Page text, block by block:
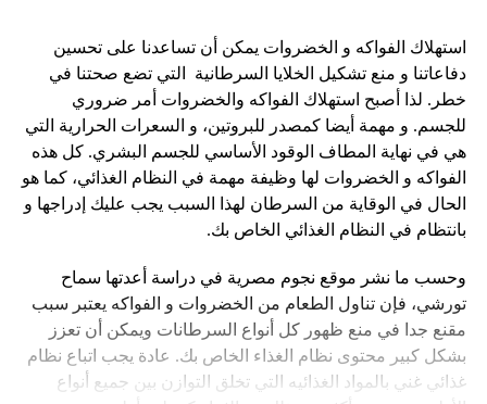
استهلاك الفواكه و الخضروات يمكن أن تساعدنا على تحسين
دفاعاتنا و منع تشكيل الخلايا السرطانية التي تضع صحتنا في
خطر. لذا أصبح استهلاك الفواكه والخضروات أمر ضروري
للجسم. و مهمة أيضا كمصدر للبروتين، و السعرات الحرارية التي
هي في نهاية المطاف الوقود الأساسي للجسم البشري. كل هذه
الفواكه و الخضروات لها وظيفة مهمة في النظام الغذائي، كما هو
الحال في الوقاية من السرطان لهذا السبب يجب عليك إدراجها و
بانتظام في النظام الغذائي الخاص بك.
وحسب ما نشر موقع نجوم مصرية في دراسة أعدتها سماح
تورشي، فإن تناول الطعام من الخضروات و الفواكه يعتبر سبب
مقنع جدا في منع ظهور كل أنواع السرطانات ويمكن أن تعزز
بشكل كبير محتوى نظام الغذاء الخاص بك. عادة يجب اتباع نظام
غذائي غني بالمواد الغذائيه التي تخلق التوازن بين جميع أنواع